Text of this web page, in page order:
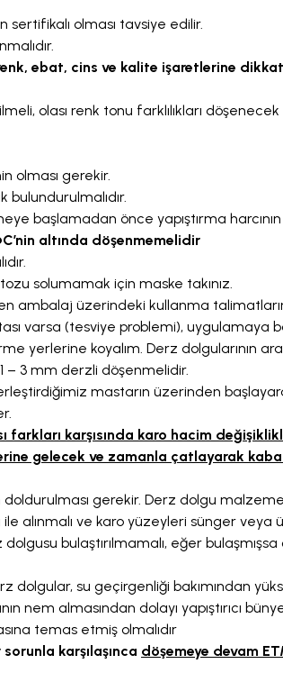
sertifikalı olması tavsiye edilir.
ebat, cins ve kalite işaretlerine
olası renk tonu farklılıkları döşenecek
olması gerekir.
bulundurulmalıdır.
başlamadan önce yapıştırma
altında döşenmemelidir
solumamak için maske takınız.
ambalaj üzerindeki kullanma
varsa (tesviye problemi), uygulamaya
yerlerine koyalım. Derz dolgularının
– 3 mm derzli döşenmelidir.
mastarın üzerinden
farkları karşısında karo hacim
gelecek ve zamanla çatlayarak
gerekir. Derz dolgu
alınmalı ve karo yüzeyleri sünger veya
dolgusu bulaştırılmamalı, eğer
dolgular, su geçirgenliği bakımından
nem almasından dolayı yapıştırıcı
temas etmiş olmalıdır
karşılaşınca döşemeye devam